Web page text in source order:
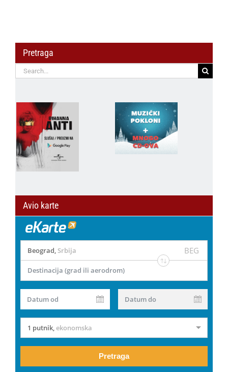
Pretraga
Search
for:
Avio karte
Beograd, Srbija BEG
Destinacija (grad ili aerodrom)
Datum od Datum do
1 putnik,ekonomska
Pretraga